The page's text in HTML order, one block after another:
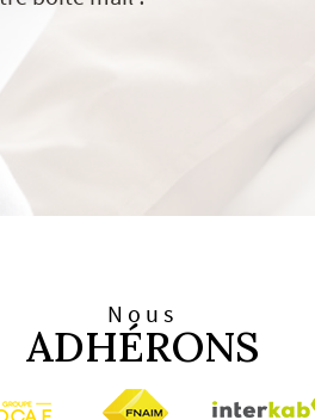
Nous
ADHÉRONS